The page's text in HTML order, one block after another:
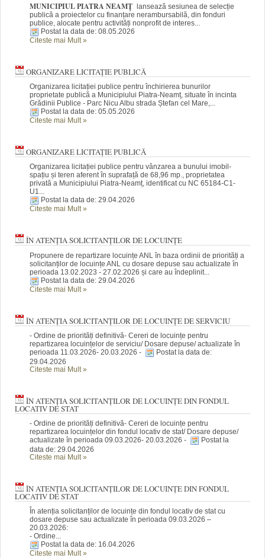
MUNICIPIUL PIATRA NEAMȚ
lansează sesiunea de selecție
publică a proiectelor cu finanțare nerambursabilă, din fonduri
publice, alocate pentru activități nonprofit de interes...
Postat la data de: 08.05.2026
Citeste mai Mult»
ORGANIZARE LICITAȚIE PUBLICĂ
Organizarea licitației publice pentru închirierea bunurilor
proprietate publică a Municipiului Piatra-Neamț, situate în incinta
Grădinii Publice - Parc Nicu Albu strada Ștefan cel Mare,...
Postat la data de: 05.05.2026
Citeste mai Mult»
ORGANIZARE LICITAȚIE PUBLICĂ
Organizarea licitației publice pentru vânzarea a bunului imobil-
spațiu și teren aferent în suprafață de 68,96 mp., proprietatea
privată a Municipiului Piatra-Neamț, identificat cu NC 65184-C1-
U1...
Postat la data de: 29.04.2026
Citeste mai Mult»
ÎN ATENȚIA SOLICITANȚILOR DE LOCUINȚE
Propunere de repartizare locuințe ANL în baza ordinii de priorități a
solicitanților de locuințe ANL cu dosare depuse sau actualizate în
perioada 13.02.2023 - 27.02.2026 și care au îndeplinit...
Postat la data de: 29.04.2026
Citeste mai Mult »
ÎN ATENȚIA SOLICITANȚILOR DE LOCUINȚE DE SERVICIU
- Ordine de priorități definitivă- Cereri de locuințe pentru
repartizarea locuințelor de serviciu/ Dosare depuse/ actualizate în
perioada 11.03.2026- 20.03.2026 -
Postat la data de:
29.04.2026
Citeste mai Mult »
ÎN ATENȚIA SOLICITANȚILOR DE LOCUINȚE DIN FONDUL
LOCATIV DE STAT
- Ordine de priorități definitivă- Cereri de locuințe pentru
repartizarea locuințelor din fondul locativ de stat/ Dosare depuse/
actualizate în perioada 09.03.2026- 20.03.2026 -
Postat la
data de: 29.04.2026
Citeste mai Mult »
ÎN ATENȚIA SOLICITANȚILOR DE LOCUINȚE DIN FONDUL
LOCATIV DE STAT
În atenția solicitanților de locuințe din fondul locativ de stat cu
dosare depuse sau actualizate în perioada 09.03.2026 –
20.03.2026:
- Ordine...
Postat la data de: 16.04.2026
Citeste mai Mult»